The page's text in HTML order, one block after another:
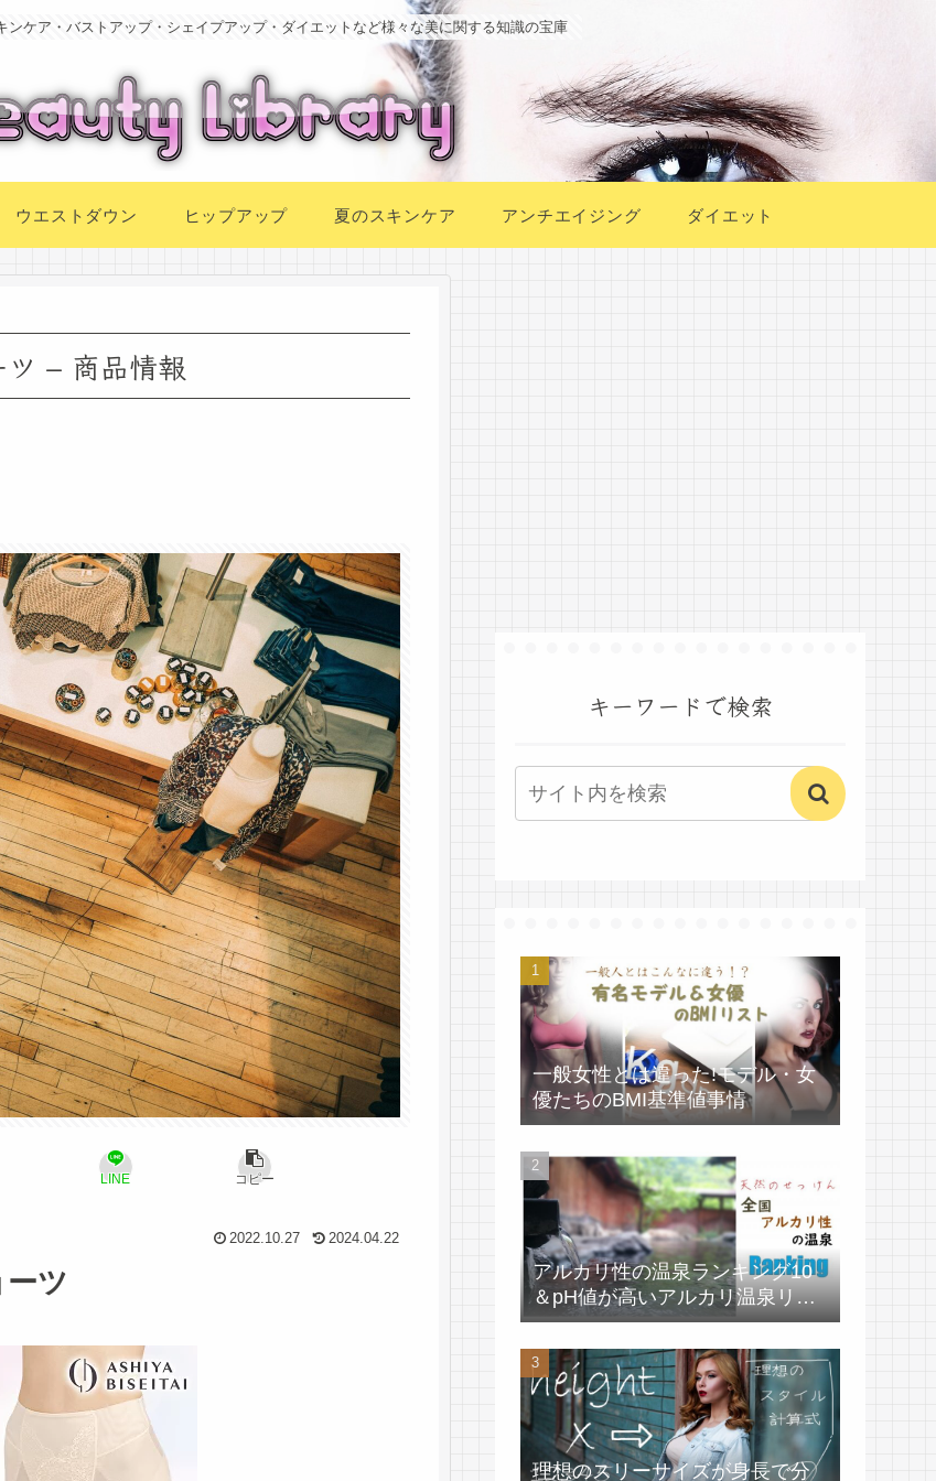
ンケア・バストアップ・シェイプアップ・ダイエットなど様々な美に関する知識の宝庫
ウエストダウン ヒップアップ 夏のスキンケア アンチエイジング ダイエット
– 商品情報
LINE コピー
2022.10.27 2024.04.22
ツ
キーワードで検索
一般女性とは違った!モデル・女
優たちのBMI基準値事情
アルカリ性の温泉ランキング10
＆pH値が高いアルカリ温泉リス
ト
理想のスリーサイズが身長で分